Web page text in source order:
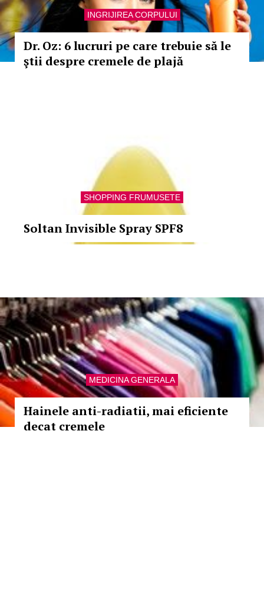
INGRIJIREA CORPULUI
Dr. Oz: 6 lucruri pe care trebuie să le
ştii despre cremele de plajă
SHOPPING FRUMUSETE
Soltan Invisible Spray SPF8
MEDICINA GENERALA
Hainele anti-radiatii, mai eficiente
decat cremele